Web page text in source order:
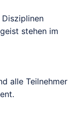
stehen im
alle Teilnehmer